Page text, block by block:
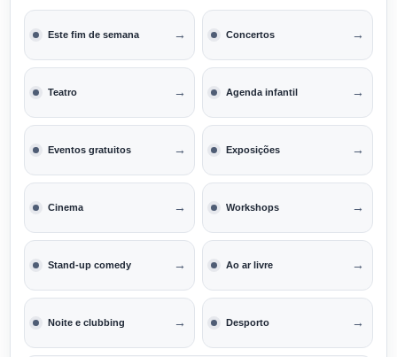
Este fim de semana → Concertos →
Teatro → Agenda infantil →
Eventos gratuitos → Exposições →
Cinema → Workshops →
Stand-up comedy → Ao ar livre →
Noite e clubbing → Desporto →